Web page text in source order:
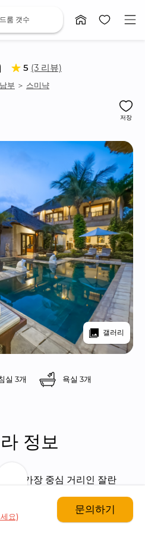
룸 갯수
5 (3 리뷰)
부 ＞ 스미냑
저장
갤러리
실 3개
욕실 3개
정보
의 가장 중심 거리인 잘란
습니다. 잘란 카유 아야 스트
모든게 가까운 센터 로케
토랑인 울티모, 루머스, 라파
요)
문의하기